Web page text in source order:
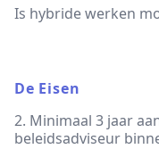
Is hybride werken
De Eisen
2. Minimaal 3 jaar
beleidsadviseur